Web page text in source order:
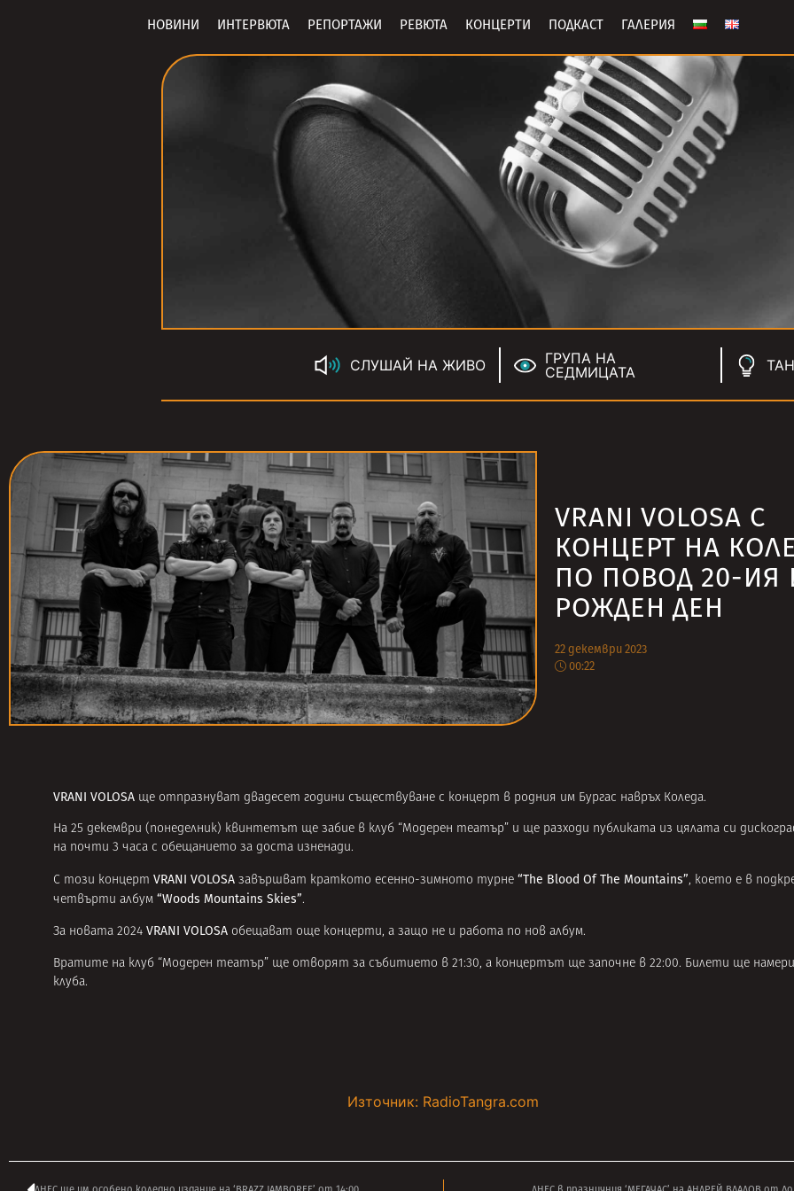
НОВИНИ ИНТЕРВЮТА РЕПОРТАЖИ РЕВЮТА КОНЦЕРТИ ПОДКАСТ ГАЛЕРИЯ
СЛУШАЙ НА ЖИВО
ГРУПА НА
СЕДМИЦАТА
VRANI VOLOSA С
КОНЦЕРТ НА
ПО ПОВОД 20-ИЯ
РОЖДЕН ДЕН
22 декември 2023
00:22
VRANI VOLOSA ще отпразнуват двадесет години съществуване с концерт в родния им Бургас навръх Коледа.
На 25 декември (понеделник) квинтетът ще забие в клуб “Модерен театър” и ще разходи публиката из цялата си
на почти 3 часа с обещанието за доста изненади.
С този концерт VRANI VOLOSA завършват краткото есенно-зимното турне “The Blood Of The Mountains”, което е в
четвърти албум “Woods Mountains Skies”.
За новата 2024 VRANI VOLOSA обещават още концерти, а защо не и работа по нов албум.
Вратите на клуб “Модерен театър” ще отворят за събитието в 21:30, а концертът ще започне в 22:00. Билети ще
клуба.
Източник: RadioTangra.com